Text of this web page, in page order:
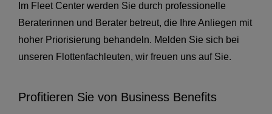
Im Fleet Center werden Sie durch professionelle
Beraterinnen und Berater betreut, die Ihre Anliegen mit
hoher Priorisierung behandeln. Melden Sie sich bei
unseren Flottenfachleuten, wir freuen uns auf Sie.
Profitieren Sie von Business Benefits